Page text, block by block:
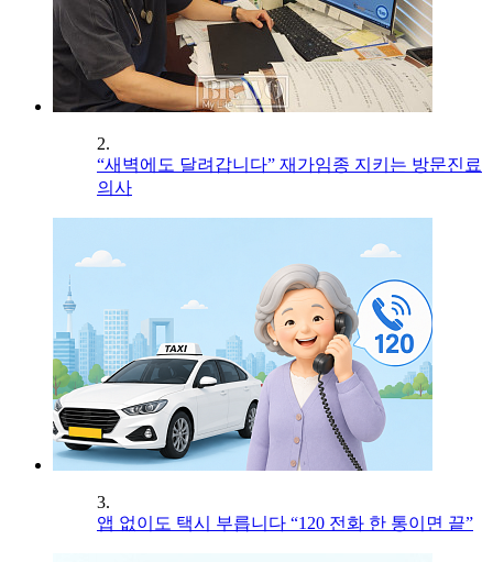
2.
“새벽에도 달려갑니다” 재가임종 지키는 방문진료
의사
3.
앱 없이도 택시 부릅니다 “120 전화 한 통이면 끝”